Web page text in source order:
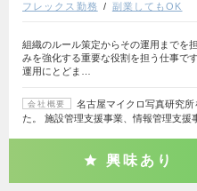
フレックス勤務
副業してもOK
組織のルール策定からその運用までを
みを強化する重要な役割を担う仕事で
運用にとどま…
会社概要
名古屋マイクロ写真研究
た。 施設管理支援事業、情報管理支援
興味あり